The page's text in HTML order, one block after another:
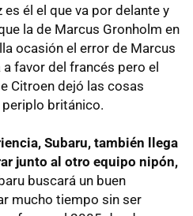
él el que va por delante y
la de Marcus Gronholm en
ocasión el error de Marcus
favor del francés pero el
Citroen dejó las cosas
británico.
Subaru, también llega
junto al otro equipo nipón,
buscará un buen
mucho tiempo sin ser